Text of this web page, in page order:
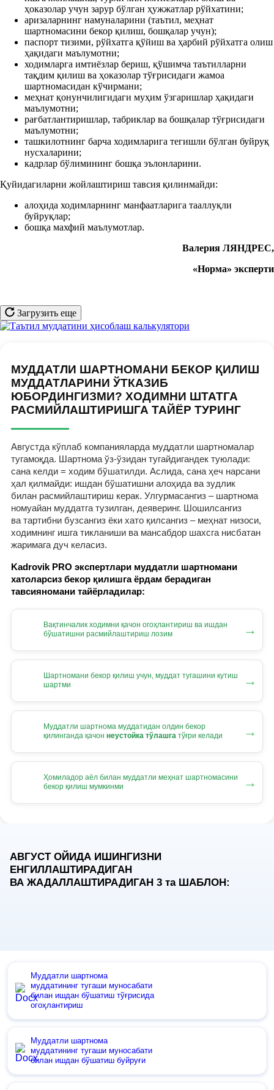
ҳоказолар учун зарур бўлган ҳужжатлар рўйхатини;
аризаларнинг намуналарини (таътил, меҳнат
шартномасини бекор қилиш, бошқалар учун);
паспорт тизими, рўйхатга қўйиш ва ҳарбий рўйхатга олиш
ҳақидаги маълумотни;
ходимларга имтиёзлар бериш, қўшимча таътилларни
тақдим қилиш ва ҳоказолар тўғрисидаги жамоа
шартномасидан кўчирмани;
меҳнат қонунчилигидаги муҳим ўзгаришлар ҳақидаги
маълумотни;
рағбатлантиришлар, табриклар ва бошқалар тўғрисидаги
маълумотни;
ташкилотнинг барча ходимларига тегишли бўлган буйруқ
нусхаларини;
кадрлар бўлимининг бошқа эълонларини.
Қуйидагиларни жойлаштириш тавсия қилинмайди:
алоҳида ходимларнинг манфаатларига тааллуқли
буйруқлар;
бошқа махфий маълумотлар.
Валерия ЛЯНДРЕС,
«Норма» эксперти
Загрузить еще
МУДДАТЛИ ШАРТНОМАНИ БЕКОР ҚИЛИШ
МУДДАТЛАРИНИ ЎТКАЗИБ
ЮБОРДИНГИЗМИ? ХОДИМНИ ШТАТГА
РАСМИЙЛАШТИРИШГА ТАЙЁР ТУРИНГ
Августда кўплаб компанияларда муддатли шартномалар
тугамоқда. Шартнома ўз-ўзидан тугайдигандек туюлади:
сана келди = ходим бўшатилди. Аслида, сана ҳеч нарсани
ҳал қилмайди: ишдан бўшатишни алоҳида ва зудлик
билан расмийлаштириш керак. Улгурмасангиз – шартнома
номуайан муддатга тузилган, деяверинг. Шошилсангиз
ва тартибни бузсангиз ёки хато қилсангиз – меҳнат низоси,
ходимнинг ишга тикланиши ва мансабдор шахсга нисбатан
жаримага дуч келасиз.
Kadrovik PRO экспертлари муддатли шартномани
хатоларсиз бекор қилишга ёрдам берадиган
тавсияномани тайёрладилар:
Вақтинчалик ходимни қачон огоҳлантириш ва ишдан
бўшатишни расмийлаштириш лозим
→
Шартномани бекор қилиш учун, муддат тугашини кутиш
шартми
→
Муддатли шартнома муддатидан олдин бекор
қилинганда қачон неустойка тўлашга тўғри келади →
Ҳомиладор аёл билан муддатли меҳнат шартномасини
бекор қилиш мумкинми
→
АВГУСТ ОЙИДА ИШИНГИЗНИ
ЕНГИЛЛАШТИРАДИГАН
ВА ЖАДАЛЛАШТИРАДИГАН 3 таШАБЛОН:
Муддатли шартнома
муддатининг тугаши муносабати
билан ишдан бўшатиш тўғрисида
огоҳлантириш
Муддатли шартнома
муддатининг тугаши муносабати
билан ишдан бўшатиш буйруғи